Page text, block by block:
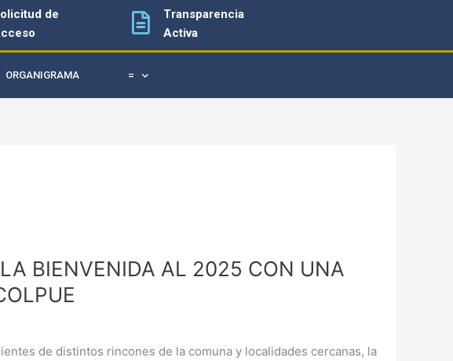
de
Transparencia
Activa
ORGANIGRAMA =
BIENVENIDA AL 2025 CON UNA
de distintos rincones de la comuna y localidades cercanas, la